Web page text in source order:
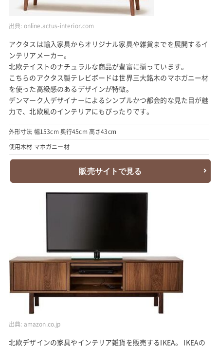
出典: online.actus-interior.com
アクタスは輸入家具からオリジナル家具や雑貨までを展開するイ
ンテリアメーカー。
北欧テイストのナチュラルな商品が豊富に揃っています。
こちらのアクタス製テレビボードは世界三大銘木のマホガニー材
を使った高級感のあるデザインが特徴。
デンマーク人デザイナーによるシンプルかつ都会的な見た目が魅
力で、北欧風のインテリアにもぴったりです。
外形寸法 幅153cm 奥行45cm 高さ43cm
使用木材 マホガニー材
販売サイトで見る
出典: amazon.co.jp
北欧デザインの家具やインテリア雑貨を販売するIKEA。 IKEAの